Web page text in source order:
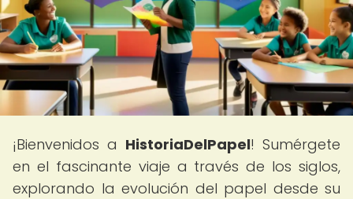
¡Bienvenidos a HistoriaDelPapel! Sumérgete
en el fascinante viaje a través de los siglos,
explorando la evolución del papel desde su